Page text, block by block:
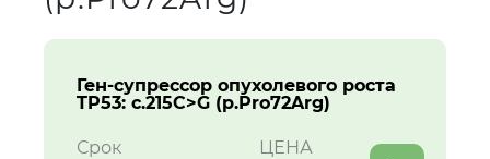
Ген-супрессор опухолевого роста
TP53: c.215C>G (p.Pro72Arg)
Срок
ЦЕНА